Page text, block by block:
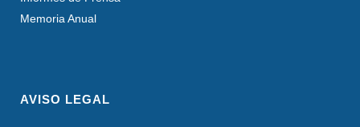
Memoria Anual
AVISO LEGAL